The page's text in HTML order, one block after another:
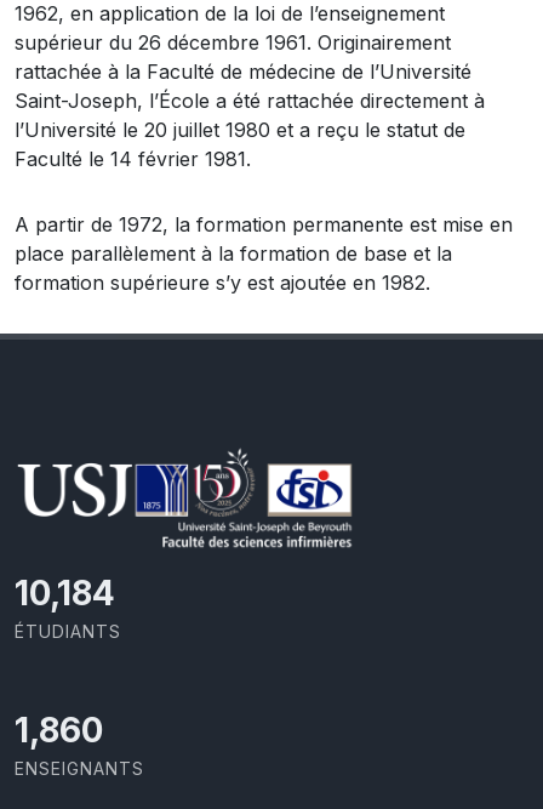
1962, en application de la loi de l’enseignement
supérieur du 26 décembre 1961. Originairement
rattachée à la Faculté de médecine de l’Université
Saint-Joseph, l’École a été rattachée directement à
l’Université le 20 juillet 1980 et a reçu le statut de
Faculté le 14 février 1981.
A partir de 1972, la formation permanente est mise en
place parallèlement à la formation de base et la
formation supérieure s’y est ajoutée en 1982.
11,110
ÉTUDIANTS
2,029
ENSEIGNANTS